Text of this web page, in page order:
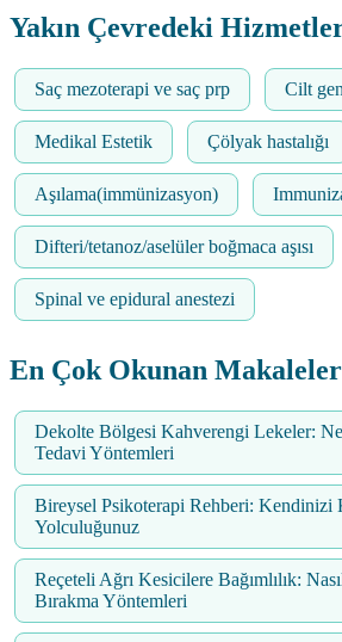
Yakın Çevredeki
Saç mezoterapi ve saç prp Cilt
Medikal Estetik Çölyak hastalığı
Aşılama(immünizasyon)
Difteri/tetanoz/aselüler boğmaca aşısı
Spinal ve epidural anestezi
En Çok Okunan Makaleler
Dekolte Bölgesi Kahverengi Lekeler:
Tedavi Yöntemleri
Bireysel Psikoterapi Rehberi: Kendinizi
Yolculuğunuz
Reçeteli Ağrı Kesicilere Bağımlılık:
Bırakma Yöntemleri